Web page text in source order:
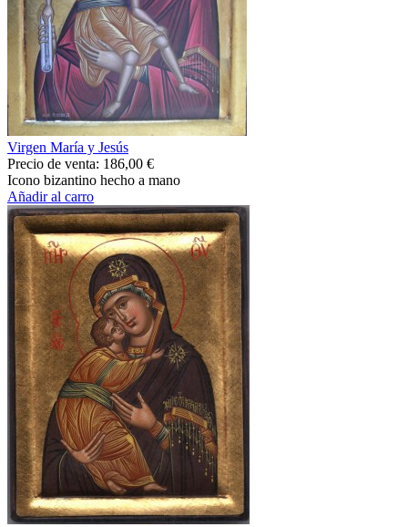
Virgen María y Jesús
Precio de venta: 186,00 €
Icono bizantino hecho a mano
Añadir al carro